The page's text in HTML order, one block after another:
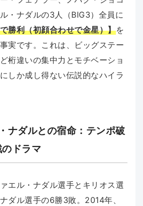
・ナダルの3人（BIG3）全員に
勝利（初顔合わせで金星）】を
実です。これは、ビッグステー
桁違いの集中力とモチベーショ
しか成し得ない伝説的なハイラ
ダルとの宿命：テンポ破
ドラマ
エル・ナダル選手とキリオス選
ダル選手の6勝3敗。2014年、